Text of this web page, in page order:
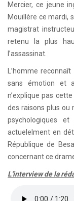
Mercier, ce jeune
Mouillère ce mardi,
magistrat
retenu la plus
l’assassinat.
L’homme
sans émotion et
n’explique pas
des raisons plus ou
psychologiques
actuelelment en
République de
concernant ce
L'interview de la